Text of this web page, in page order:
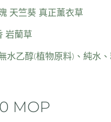
天竺葵 真正薰衣草
岩蘭草
水乙醇(植物原料)、純水
MOP